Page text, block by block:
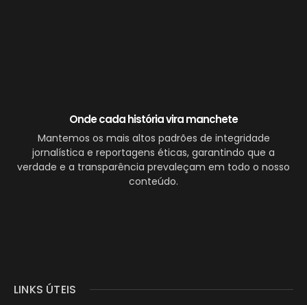
Onde cada história vira manchete
Mantemos os mais altos padrões de integridade
jornalística e reportagens éticas, garantindo que a
verdade e a transparência prevaleçam em todo o nosso
conteúdo.
LINKS ÚTEIS